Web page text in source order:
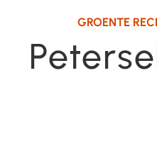
GROENTE